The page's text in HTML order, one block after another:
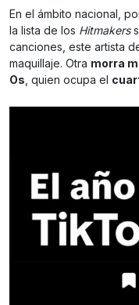
En el ámbito nacional,
la lista de los Hitmakers
canciones, este artista
maquillaje. Otra morra
Os , quien ocupa el